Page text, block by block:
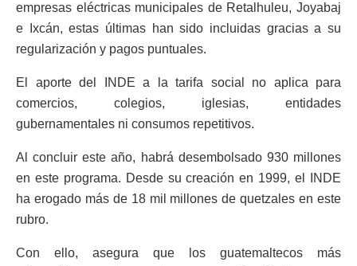
empresas eléctricas municipales de Retalhuleu, Joyabaj
e Ixcán, estas últimas han sido incluidas gracias a su
regularización y pagos puntuales.
El aporte del INDE a la tarifa social no aplica para
comercios, colegios, iglesias, entidades
gubernamentales ni consumos repetitivos.
Al concluir este año, habrá desembolsado 930 millones
en este programa. Desde su creación en 1999, el INDE
ha erogado más de 18 mil millones de quetzales en este
rubro.
Con ello, asegura que los guatemaltecos más